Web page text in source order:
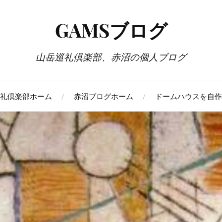
GAMSブログ
山岳巡礼倶楽部、赤沼の個人ブログ
倶楽部ホーム 赤沼ブログホーム ドームハウスを自